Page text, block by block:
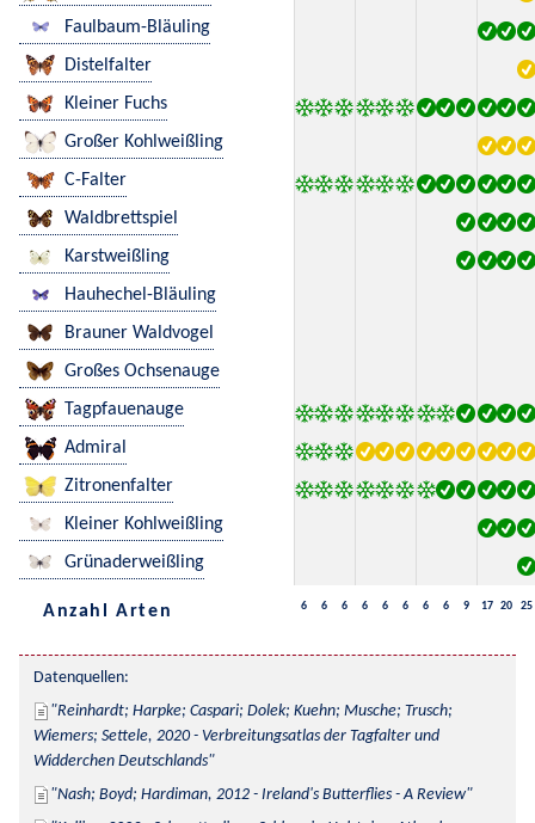
Faulbaum-Bläuling
Distelfalter
Kleiner Fuchs
Großer Kohlweißling
C-Falter
Waldbrettspiel
Karstweißling
Hauhechel-Bläuling
Brauner Waldvogel
Großes Ochsenauge
Tagpfauenauge
Admiral
Zitronenfalter
Kleiner Kohlweißling
Grünaderweißling
Anzahl Arten 6 6 6 6 6 6 6 6 9 17 20 25
Datenquellen:
Reinhardt; Harpke; Caspari; Dolek; Kuehn; Musche; Trusch;
Wiemers; Settele, 2020 - Verbreitungsatlas der Tagfalter und
Widderchen Deutschlands
Nash; Boyd; Hardiman, 2012 - Ireland's Butterflies - A Review